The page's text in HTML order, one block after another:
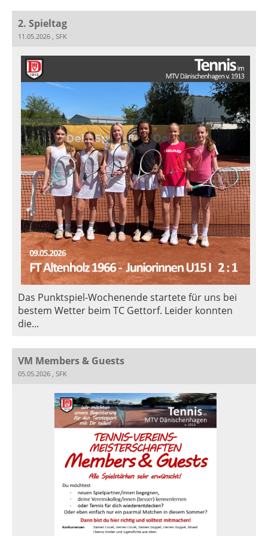
2. Spieltag
11.05.2026 , SFK
Das Punktspiel-Wochenende startete für uns bei
bestem Wetter beim TC Gettorf. Leider konnten
die...
VM Members & Guests
05.05.2026 , SFK